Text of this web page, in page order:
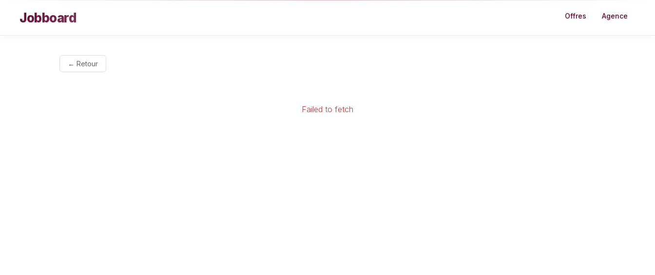
Jobboard Offres Agence
← Retour
Failed to fetch